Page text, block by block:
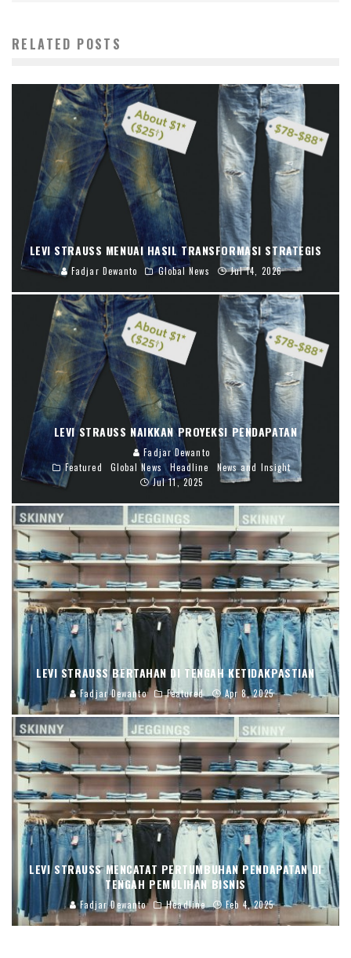
RELATED POSTS
LEVI STRAUSS MENUAI HASIL TRANSFORMASI STRATEGIS
Fadjar Dewanto Global News Jul 14, 2026
LEVI STRAUSS NAIKKAN PROYEKSI PENDAPATAN
Fadjar Dewanto
Featured
Global News Headline
News and Insight
Jul 11, 2025
LEVI STRAUSS BERTAHAN DI TENGAH KETIDAKPASTIAN
Fadjar Dewanto Featured Apr 8, 2025
LEVI STRAUSS MENCATAT PERTUMBUHAN PENDAPATAN DI
TENGAH PEMULIHAN BISNIS
Fadjar Dewanto Headline Feb 4, 2025